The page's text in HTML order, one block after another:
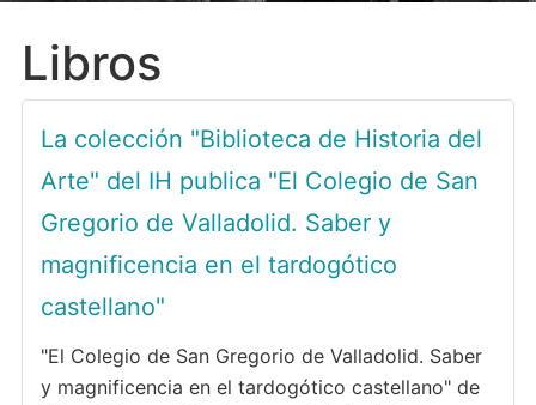
Libros
La colección "Biblioteca de Historia del
Arte" del IH publica "El Colegio de San
Gregorio de Valladolid. Saber y
magnificencia en el tardogótico
castellano"
"El Colegio de San Gregorio de Valladolid. Saber
y magnificencia en el tardogótico castellano" de